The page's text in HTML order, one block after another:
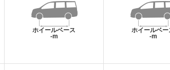
ホイールベース
-m
ホイールベー
-m